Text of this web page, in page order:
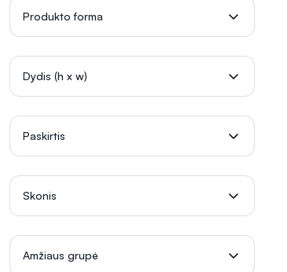
Produkto forma
Dydis (h x w)
Paskirtis
Skonis
Amžiaus grupė